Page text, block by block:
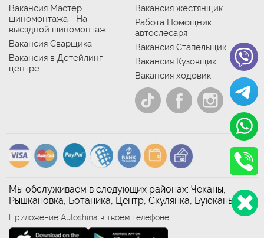
Вакансия Мастер
шиномонтажа - На
выездной шиномонтаж
Вакансия Сварщика
Вакансия в Детейлинг
центре
Вакансия жестянщик
Работа Помощник
автослесаря
Вакансия Стапельщик
Вакансия Кузовщик
Вакансия ходовик
Мы обслуживаем в следующих районах: Чеканы,
Рышкановка, Ботаника, Центр, Скулянка, Буюканы
Приложение Autoshina в твоем телефоне